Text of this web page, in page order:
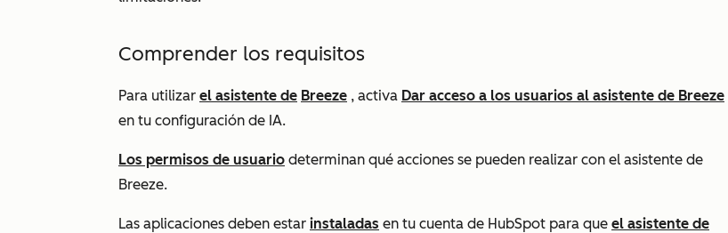
Comprender los requisitos
Para utilizar el asistente de Breeze , activa Dar acceso a los usuarios al asistente de Breeze
en tu configuración de IA.
Los permisos de usuario determinan qué acciones se pueden realizar con el asistente de
Breeze.
Las aplicaciones deben estar instaladas en tu cuenta de HubSpot para que el asistente de